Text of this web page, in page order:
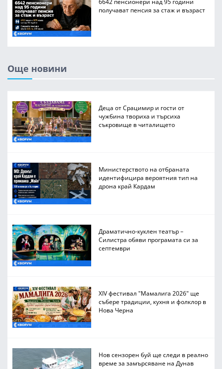
6642 пенсионери над 95 години
получават пенсия за стаж и възраст
Още новини
Деца от Срацимир и гости от
чужбина твориха и търсиха
съкровище в читалището
Министерството на отбраната
идентифицира вероятния тип на
дрона край Кардам
Драматично-куклен театър –
Силистра обяви програмата си за
септември
XIV фестивал "Мамалига 2026" ще
събере традиции, кухня и фолклор в
Нова Черна
Нов сензорен буй ще следи в реално
време за замърсяване на Дунав